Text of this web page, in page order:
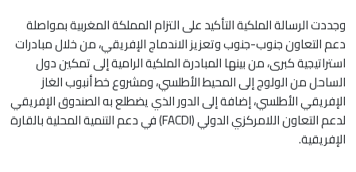
وجددت الرسالة الملكية التأكيد على التزام المملكة المغربية بمواصلة
دعم التعاون جنوب-جنوب وتعزيز الاندماج الإفريقي، من خلال مبادرات
استراتيجية كبرى، من بينها المبادرة الملكية الرامية إلى تمكين دول
الساحل من الولوج إلى المحيط الأطلسي، ومشروع خط أنبوب الغاز
الإفريقي الأطلسي، إضافة إلى الدور الذي يضطلع به الصندوق الإفريقي
لدعم التعاون اللامركزي الدولي (FACDI) في دعم التنمية المحلية بالقارة
الإفريقية.